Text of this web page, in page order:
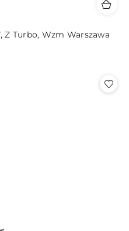
Z Turbo, Wzm Warszawa